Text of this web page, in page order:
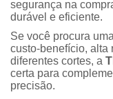
segurança na
durável e eficiente.
Se você procura
custo-benefício, alta
diferentes cortes, a
certa para
precisão.